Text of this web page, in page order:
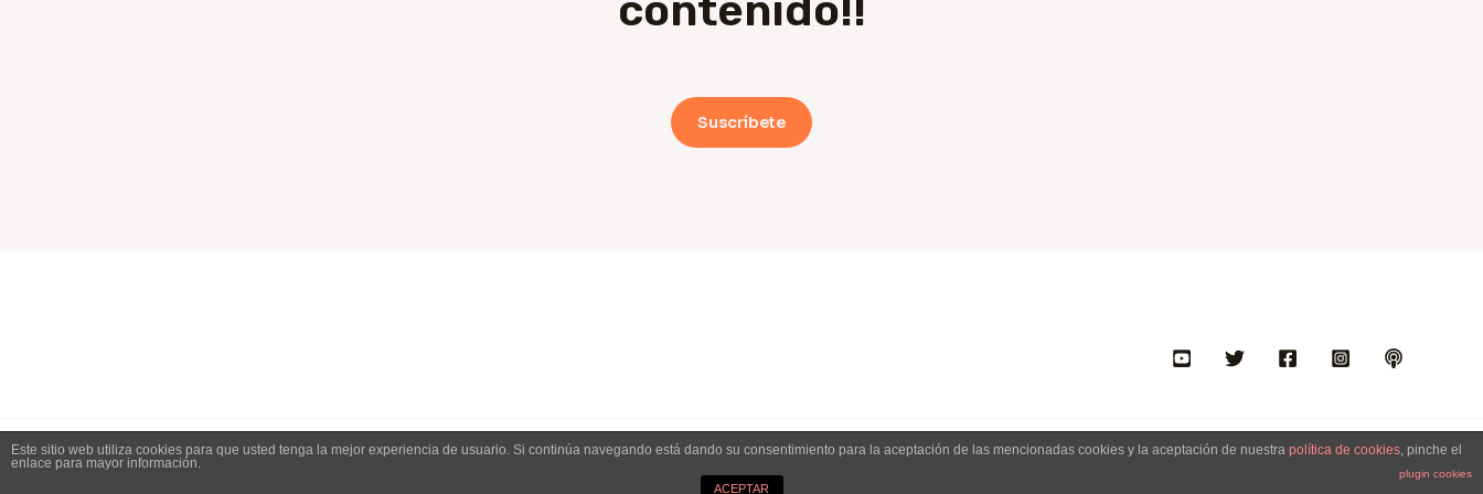
contenido!!
Suscríbete
Copyright © 2026 EL TURISTA DIGITAL
Este sitio web utiliza cookies para que usted tenga la mejor experiencia de usuario. Si continúa navegando está dando su consentimiento para la aceptación de las mencionadas cookies y la aceptación de nuestra política de cookies, pinche el
enlace para mayor información.
plugin cookies
ACEPTAR